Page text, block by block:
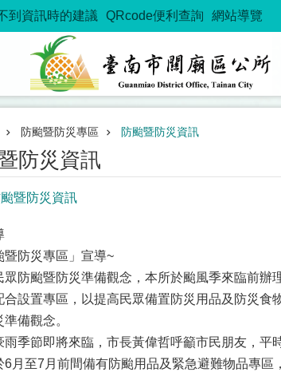
到資訊時的建議 QRcode便利查詢 網站導覽
防颱暨防災專區 防颱暨防災資訊
防災資訊
暨防災資訊
暨防災專區」宣導~
眾防颱暨防災準備觀念，本所於颱風季來臨前辦
合設置專區，以提高民眾備置防災用品及防災食
備觀念。
雨季節即將來臨，市長黃偉哲呼籲市民朋友，平
6月至7月前間備有防颱用品及緊急避難物品專